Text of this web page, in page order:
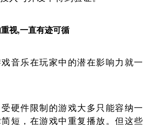
视,一直有迹可循
音乐在玩家中的潜在影响力就一
硬件限制的游戏大多只能容纳一
短，在游戏中重复播放。但这些